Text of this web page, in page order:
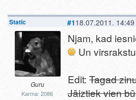
Static
Guru
Karma: 2086
#118.07.2011. 14:49
Njam, kad
Un
Edit: Tagad
Jāiztiek vien